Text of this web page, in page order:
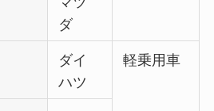
ダ
ダイ
ハツ
軽乗用車